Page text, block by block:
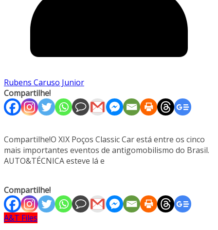
Rubens Caruso Junior
Compartilhe!
Compartilhe!O XIX Poços Classic Car está entre os cinco
mais importantes eventos de antigomobilismo do Brasil.
AUTO&TÉCNICA esteve lá e
Compartilhe!
A&T Files